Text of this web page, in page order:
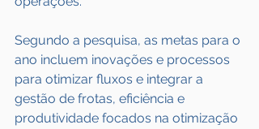
Segundo a pesquisa, as metas para o
ano incluem inovações e processos
para otimizar fluxos e integrar a
gestão de frotas, eficiência e
produtividade focados na otimização